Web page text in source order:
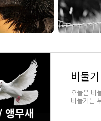
오늘은 비
비둘기는